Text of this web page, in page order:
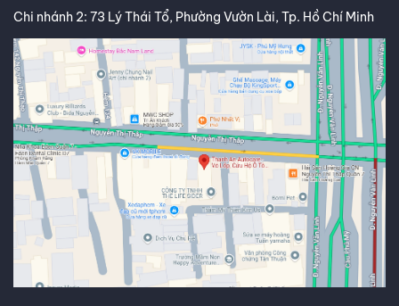
Chi nhánh 2: 73 Lý Thái Tổ, Phường Vườn Lài, Tp. Hồ Chí Minh